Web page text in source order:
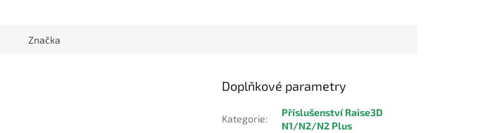
Značka
Doplňkové parametry
Kategorie:
Příslušenství Raise3D
N1/N2/N2 Plus